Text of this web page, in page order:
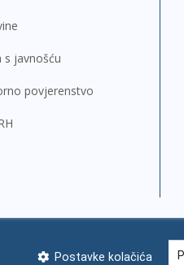
s javnošću
povjerenstvo
Impressum Česta pitanja
Postavke kolačića